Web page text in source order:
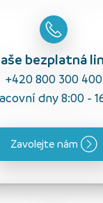
bezplatná
+420 800 300 400
dny 8:00 -
Zavolejte nám